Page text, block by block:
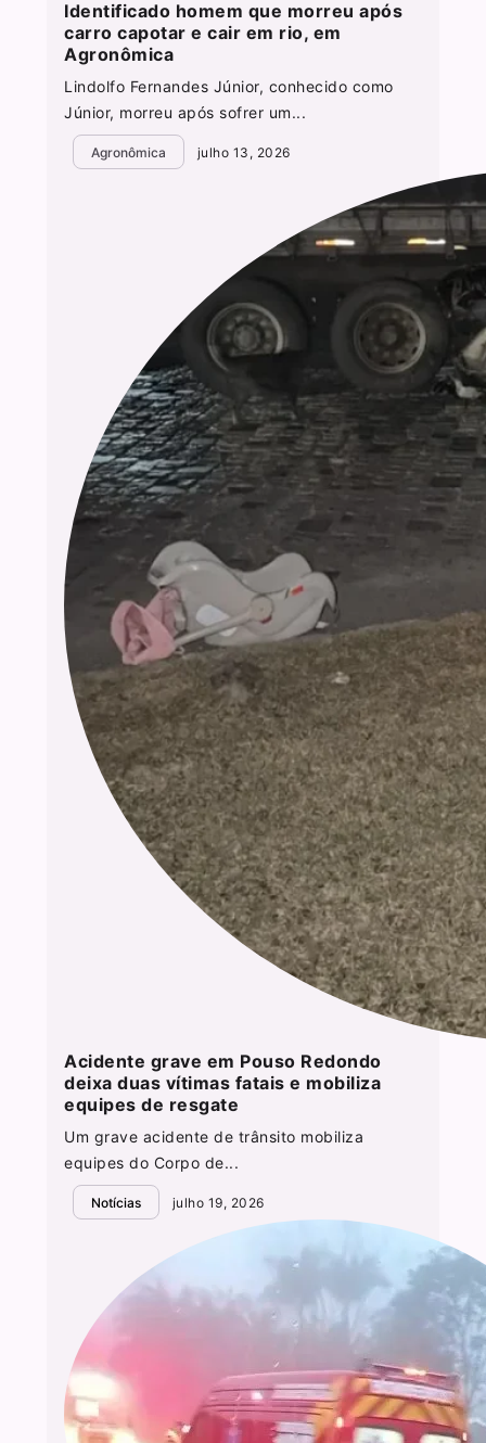
Identificado homem que morreu após
carro capotar e cair em rio, em
Agronômica
Lindolfo Fernandes Júnior, conhecido como
Júnior, morreu após sofrer um...
Agronômica julho 13, 2026
Acidente grave em Pouso Redondo
deixa duas vítimas fatais e mobiliza
equipes de resgate
Um grave acidente de trânsito mobiliza
equipes do Corpo de...
Notícias julho 19, 2026